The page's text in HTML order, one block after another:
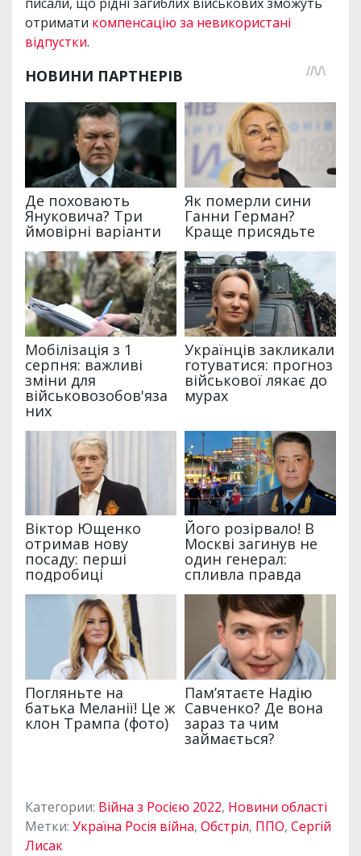
отримати компенсацію за невикористані
відпустки.
Категории: Війна з Росією 2022, Новини області
Метки: Україна Росія війна, Обстріл, ППО, Сергій
Лисак